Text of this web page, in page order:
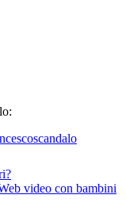
scandalo
video con bambini